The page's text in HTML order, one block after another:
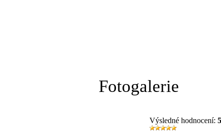
Fotogalerie
Výsledné hodnocení: 5